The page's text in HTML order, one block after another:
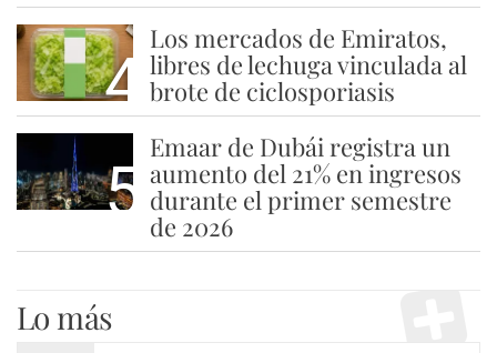
4
Los mercados de Emiratos,
libres de lechuga vinculada al
brote de ciclosporiasis
5
Emaar de Dubái registra un
aumento del 21% en ingresos
durante el primer semestre
de 2026
Lo más